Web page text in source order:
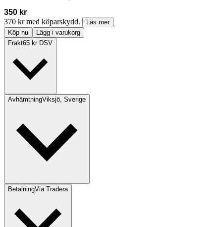
350 kr
370 kr med köparskydd.
Läs mer
Köp nu
Lägg i varukorg
Frakt65 kr DSV
AvhämtningViksjö, Sverige
BetalningVia Tradera